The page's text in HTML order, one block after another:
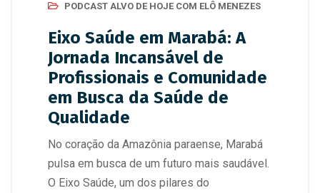
PODCAST ALVO DE HOJE COM ELÔ MENEZES
Eixo Saúde em Marabá: A
Jornada Incansável de
Profissionais e Comunidade
em Busca da Saúde de
Qualidade
No coração da Amazônia paraense, Marabá
pulsa em busca de um futuro mais saudável.
O Eixo Saúde, um dos pilares do